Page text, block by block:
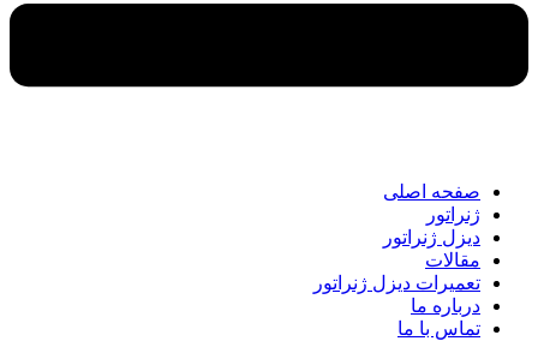
صفحه اصلی
ژنراتور
دیزل ژنراتور
مقالات
تعمیرات دیزل ژنراتور
درباره ما
تماس با ما